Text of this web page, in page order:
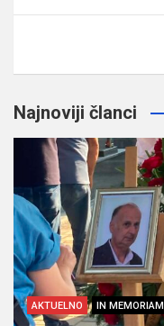
Najnoviji članci
AKTUELNO IN MEMORIAM